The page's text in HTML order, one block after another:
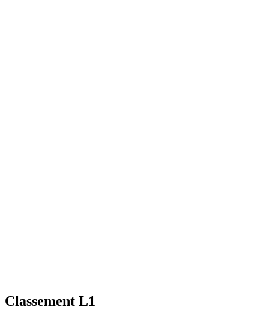
Classement L1